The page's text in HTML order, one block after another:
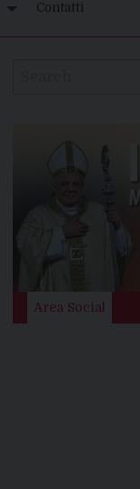
Contatti
Area Social